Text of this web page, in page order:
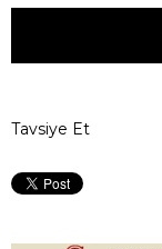
Tavsiye Et